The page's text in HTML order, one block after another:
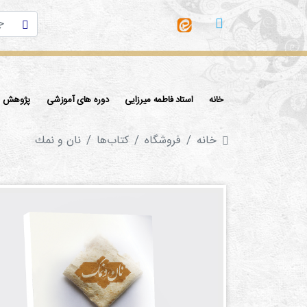
خانه استاد فاطمه میرزایی دوره های آموزشی پژوهش
خانه فروشگاه کتاب‌ها‌ نان و نمك